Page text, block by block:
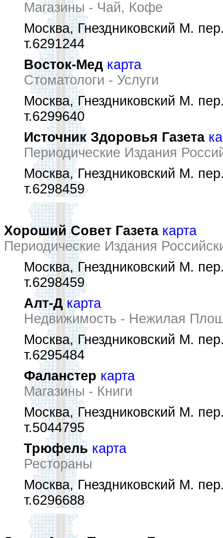
Магазины - Чай, Кофе
Москва, Гнездниковский М.
т.6291244
Восток-Мед карта
Стоматологи - Услуги
Москва, Гнездниковский М.
т.6299640
Источник Здоровья Газета
Периодические Издания
Москва, Гнездниковский М.
т.6298459
Хороший Совет Газета карта
Периодические Издания
Москва, Гнездниковский М.
т.6298459
Алт-Д карта
Недвижимость - Нежилая
Москва, Гнездниковский М.
т.6295484
Фаланстер карта
Магазины - Книги
Москва, Гнездниковский М.
т.5044795
Трюфель карта
Рестораны
Москва, Гнездниковский М.
т.6296688